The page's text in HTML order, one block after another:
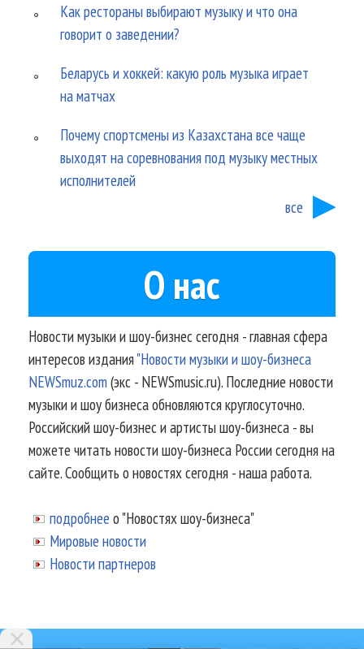
Как рестораны выбирают музыку и что она
говорит о заведении?
Беларусь и хоккей: какую роль музыка играет
на матчах
Почему спортсмены из Казахстана все чаще
выходят на соревнования под музыку местных
исполнителей
все
О нас
Новости музыки и шоу-бизнес сегодня - главная сфера
интересов издания"Новости музыки и шоу-бизнеса
NEWSmuz.com(экс - NEWSmusic.ru). Последние новости
музыки и шоу бизнеса обновляются круглосуточно.
Российский шоу-бизнес и артисты шоу-бизнеса - вы
можете читать новости шоу-бизнеса России сегодня на
сайте. Сообщить о новостях сегодня - наша работа.
подробнее о "Новостях шоу-бизнеса"
Мировые новости
Новости партнеров